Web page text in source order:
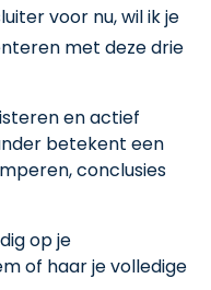
voor nu, wil ik je
met deze drie
en actief
betekent een
conclusies
op je
of haar je volledige